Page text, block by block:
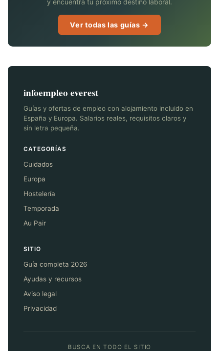
y encuentra tu próximo destino laboral.
Ver todas las guías →
infoempleo everest
Guías y ofertas de empleo con alojamiento incluido en
España y Europa. Salarios reales, requisitos claros y
sin letra pequeña.
CATEGORÍAS
Cuidados
Europa
Hostelería
Temporada
Au Pair
SITIO
Guía completa 2026
Ayudas y recursos
Aviso legal
Privacidad
BUSCA EN TODO EL SITIO